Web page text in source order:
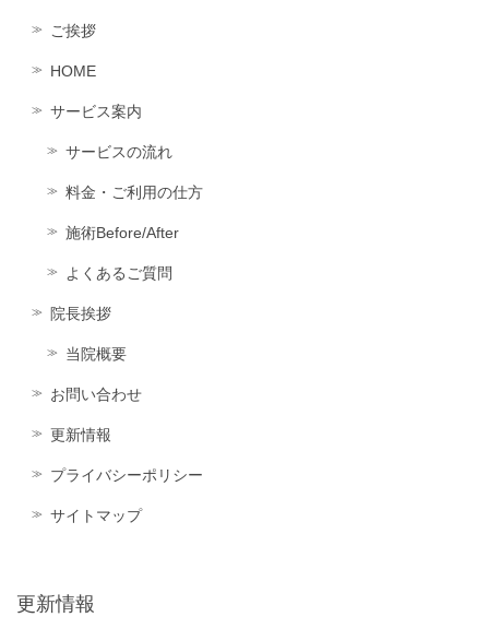
ご挨拶
HOME
サービス案内
サービスの流れ
料金・ご利用の仕方
施術Before/After
よくあるご質問
院長挨拶
当院概要
お問い合わせ
更新情報
プライバシーポリシー
サイトマップ
更新情報